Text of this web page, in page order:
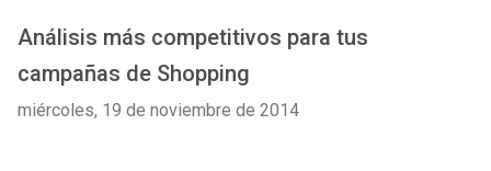
Análisis más competitivos para tus
campañas de Shopping
miércoles, 19 de noviembre de 2014